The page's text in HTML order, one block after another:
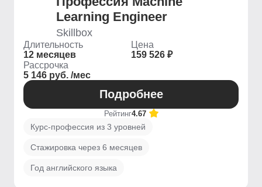
Learning Engineer
Skillbox
Длительность
12 месяцев
Цена
159 526 ₽
Рассрочка
5 146 руб. /мес
Подробнее
Рейтинг4.67
Курс-профессия из 3 уровней
Стажировка через 6 месяцев
Год английского языка